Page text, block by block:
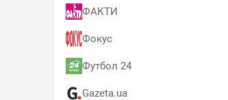
ФАКТИ
Фокус
Футбол 24
Gazeta.ua